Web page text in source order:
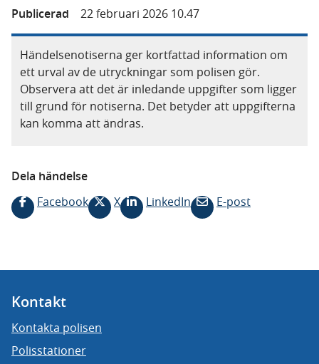
Publicerad
22 februari 2026 10.47
Händelsenotiserna ger kortfattad information om
ett urval av de utryckningar som polisen gör.
Observera att det är inledande uppgifter som ligger
till grund för notiserna. Det betyder att uppgifterna
kan komma att ändras.
Dela händelse
Facebook
X LinkedIn E-post
Kontakt
Kontakta polisen
Polisstationer